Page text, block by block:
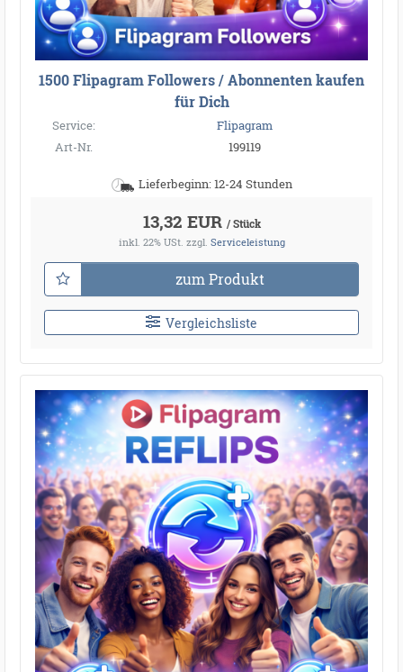
1500 Flipagram Followers / Abonnenten kaufen
für Dich
Service:
Flipagram
Art-Nr.
199119
Lieferbeginn: 12-24 Stunden
13,32 EUR / Stück
inkl. 22% USt. zzgl. Serviceleistung
zum Produkt
Vergleichsliste